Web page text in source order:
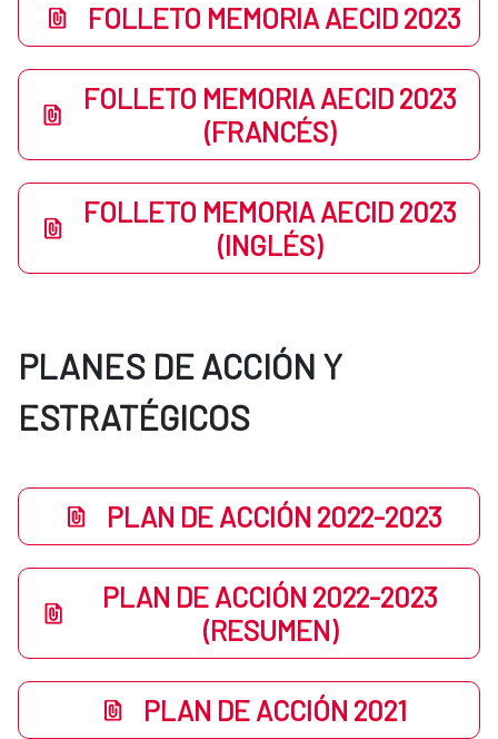
FOLLETO MEMORIA AECID 2023
FOLLETO MEMORIA AECID 2023
(FRANCÉS)
FOLLETO MEMORIA AECID 2023
(INGLÉS)
PLANES DE ACCIÓN Y
ESTRATÉGICOS
PLAN DE ACCIÓN 2022-2023
PLAN DE ACCIÓN 2022-2023
(RESUMEN)
PLAN DE ACCIÓN 2021